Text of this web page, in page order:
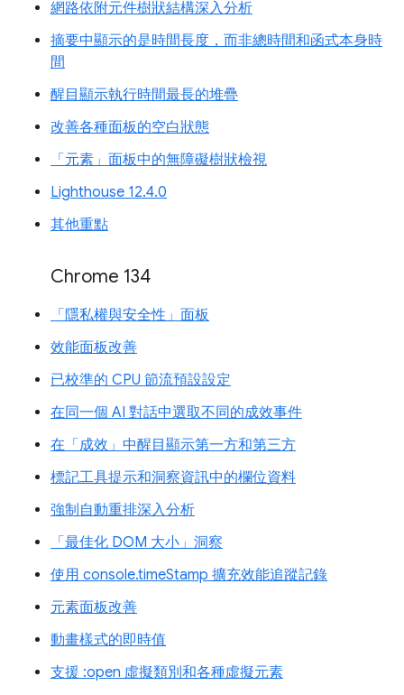
網路依附元件樹狀結構深入分析
摘要中顯示的是時間長度，而非總時間和函式本身時
間
醒目顯示執行時間最長的堆疊
改善各種面板的空白狀態
「元素」面板中的無障礙樹狀檢視
Lighthouse 12.4.0
其他重點
Chrome 134
「隱私權與安全性」面板
效能面板改善
已校準的 CPU 節流預設設定
在同一個 AI 對話中選取不同的成效事件
在「成效」中醒目顯示第一方和第三方
標記工具提示和洞察資訊中的欄位資料
強制自動重排深入分析
「最佳化 DOM 大小」洞察
使用 console.timeStamp 擴充效能追蹤記錄
元素面板改善
動畫樣式的即時值
支援 :open 虛擬類別和各種虛擬元素